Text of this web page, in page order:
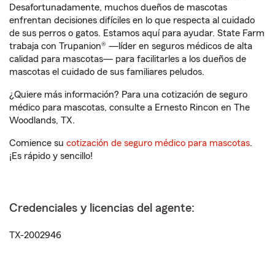
Desafortunadamente, muchos dueños de mascotas
enfrentan decisiones difíciles en lo que respecta al cuidado
de sus perros o gatos. Estamos aquí para ayudar. State Farm
trabaja con Trupanion® —líder en seguros médicos de alta
calidad para mascotas— para facilitarles a los dueños de
mascotas el cuidado de sus familiares peludos.
¿Quiere más información? Para una cotización de seguro
médico para mascotas, consulte a Ernesto Rincon en The
Woodlands, TX.
Comience su cotización de seguro médico para mascotas.
¡Es rápido y sencillo!
Credenciales y licencias del agente:
TX-2002946